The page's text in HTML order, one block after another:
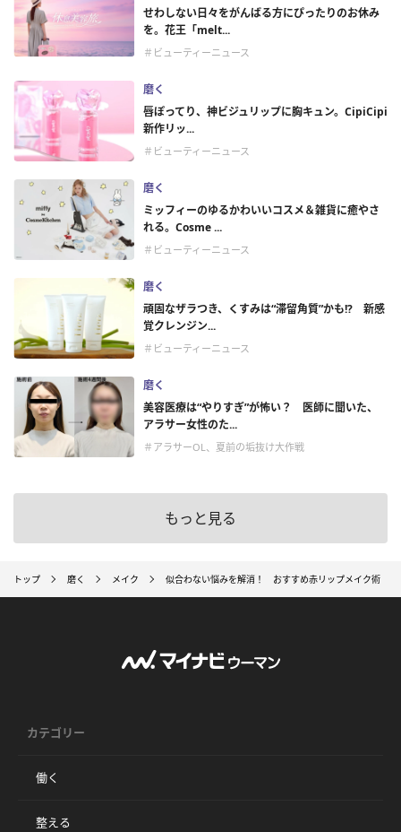
せわしない日々をがんばる方にぴったりのお休み
を。花王「melt...
＃ビューティーニュース
磨く
唇ぽってり、神ビジュリップに胸キュン。CipiCipi
新作リッ...
＃ビューティーニュース
磨く
ミッフィーのゆるかわいいコスメ＆雑貨に癒やさ
れる。Cosme ...
＃ビューティーニュース
磨く
頑固なザラつき、くすみは“滞留角質”かも!? 新感
覚クレンジン...
＃ビューティーニュース
磨く
美容医療は“やりすぎ”が怖い？ 医師に聞いた、
アラサー女性のた...
＃アラサーOL、夏前の垢抜け大作戦
もっと見る
トップ 磨く メイク 似合わない悩みを解消！ おすすめ赤リップメイク術
カテゴリー
働く
整える